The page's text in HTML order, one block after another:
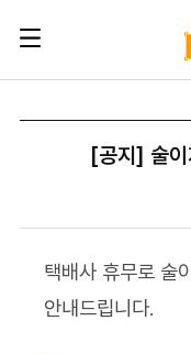
초대링크? 이렇게 활
이 링크
🎁
[공지] 술
택배사 휴무로 술
안내드립니다.